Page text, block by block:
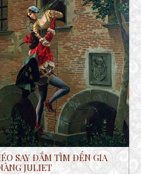
SAY ĐẮM TÌM ĐẾN GIA
JULIET